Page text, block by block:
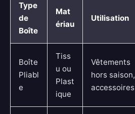
Type
de
Boîte
Mat
ériau
Utilisation
Boîte
Pliabl
e
Tiss
u ou
Plast
ique
Vêtements
hors saison,
accessoires